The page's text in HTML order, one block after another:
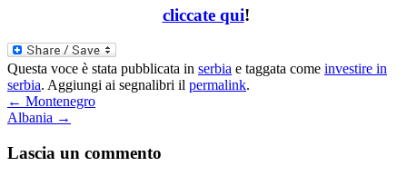
cliccate qui!
Questa voce è stata pubblicata in serbia e taggata come investire in
serbia. Aggiungi ai segnalibri il permalink.
← Montenegro
Albania →
Lascia un commento